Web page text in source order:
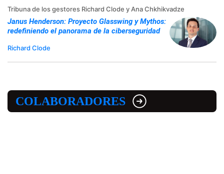
Tribuna de los gestores Richard Clode y Ana Chkhikvadze
Janus Henderson: Proyecto Glasswing y Mythos:
redefiniendo el panorama de la ciberseguridad
Richard Clode
COLABORADORES